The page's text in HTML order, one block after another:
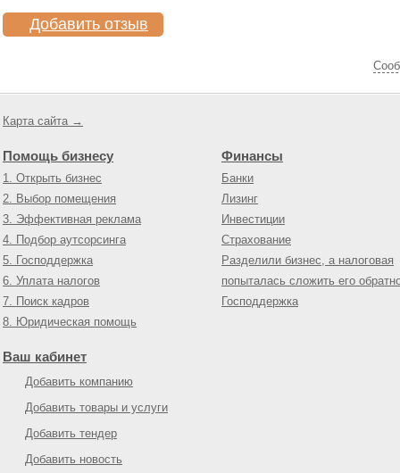
Добавить отзыв
Карта сайта →
Помощь бизнесу
1. Открыть бизнес
2. Выбор помещения
3. Эффективная реклама
4. Подбор аутсорсинга
5. Господдержка
6. Уплата налогов
7. Поиск кадров
8. Юридическая помощь
Финансы
Банки
Лизинг
Инвестиции
Страхование
Разделили бизнес, а налоговая
попыталась сложить его
Господдержка
Ваш кабинет
Добавить компанию
Добавить товары и услуги
Добавить тендер
Добавить новость